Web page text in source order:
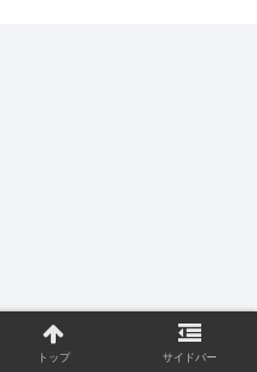
トップ サイドバー